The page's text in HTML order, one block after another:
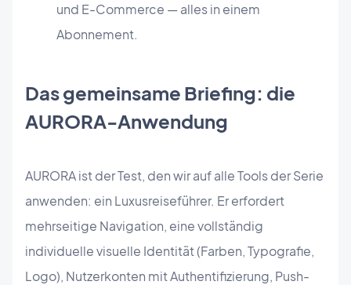
und E-Commerce — alles in einem
Abonnement.
Das gemeinsame Briefing: die
AURORA-Anwendung
AURORA ist der Test, den wir auf alle Tools der Serie
anwenden: ein Luxusreiseführer. Er erfordert
mehrseitige Navigation, eine vollständig
individuelle visuelle Identität (Farben, Typografie,
Logo), Nutzerkonten mit Authentifizierung, Push-